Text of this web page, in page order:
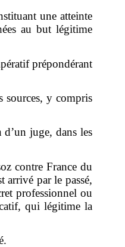
une atteinte
au but légitime
prépondérant
sources, y compris
juge, dans les
contre France du
arrivé par le passé,
professionnel ou
qui légitime la